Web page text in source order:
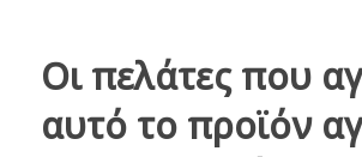
Οι πελάτες που
αυτό το προϊόν